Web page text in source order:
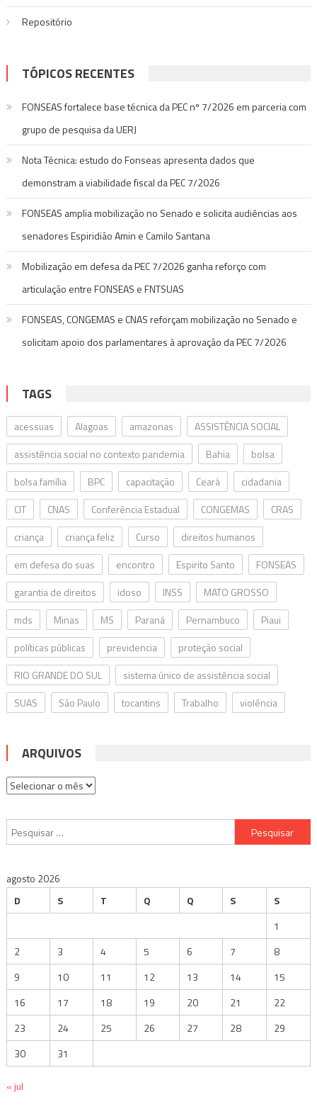
Repositório
TÓPICOS RECENTES
FONSEAS fortalece base técnica da PEC nº 7/2026 em parceria com
grupo de pesquisa da UERJ
Nota Técnica: estudo do Fonseas apresenta dados que
demonstram a viabilidade fiscal da PEC 7/2026
FONSEAS amplia mobilização no Senado e solicita audiências aos
senadores Espiridião Amin e Camilo Santana
Mobilização em defesa da PEC 7/2026 ganha reforço com
articulação entre FONSEAS e FNTSUAS
FONSEAS, CONGEMAS e CNAS reforçam mobilização no Senado e
solicitam apoio dos parlamentares à aprovação da PEC 7/2026
TAGS
acessuas Alagoas amazonas
ASSISTÊNCIA SOCIAL
assistência social no contexto pandemia
Bahia
bolsa
bolsa família
BPC capacitação Ceará
cidadania
CIT
CNAS Conferência Estadual CONGEMAS
CRAS
criança
criança feliz Curso
direitos humanos
em defesa do suas
encontro Espirito Santo
FONSEAS
garantia de direitos
idoso INSS
MATO GROSSO
mds
Minas MS Paraná Pernambuco
Piaui
políticas públicas
previdencia
proteção social
RIO GRANDE DO SUL
sistema único de assistência social
SUAS
São Paulo tocantins Trabalho violência
ARQUIVOS
Arquivos
Pesquisar
por:
agosto 2026
D
S T Q Q S
S
1
2
3 4 5 6 7
8
9
10 11 12 13 14
15
16
17 18 19 20 21
22
23
24 25 26 27 28
29
30
31
« jul